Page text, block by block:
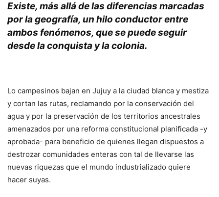
Existe, más allá de las diferencias marcadas
por la geografía, un hilo conductor entre
ambos fenómenos, que se puede seguir
desde la conquista y la colonia.
Lo campesinos bajan en Jujuy a la ciudad blanca y mestiza
y cortan las rutas, reclamando por la conservación del
agua y por la preservación de los territorios ancestrales
amenazados por una reforma constitucional planificada -y
aprobada- para beneficio de quienes llegan dispuestos a
destrozar comunidades enteras con tal de llevarse las
nuevas riquezas que el mundo industrializado quiere
hacer suyas.